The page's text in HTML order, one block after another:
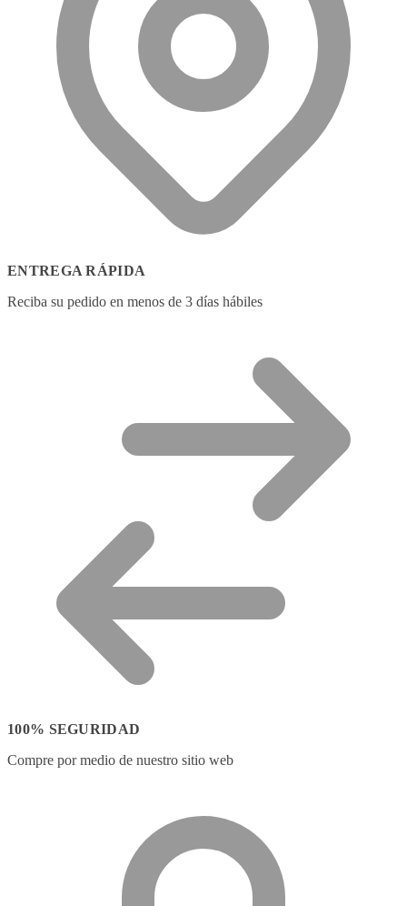
ENTREGA RÁPIDA
Reciba su pedido en menos de 3 días hábiles
100% SEGURIDAD
Compre por medio de nuestro sitio web